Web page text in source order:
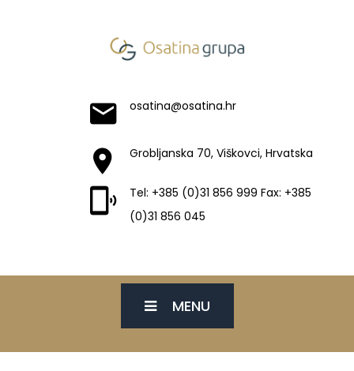
osatina@osatina.hr
Grobljanska 70, Viškovci, Hrvatska
Tel: +385 (0)31 856 999 Fax: +385
(0)31 856 045
MENU